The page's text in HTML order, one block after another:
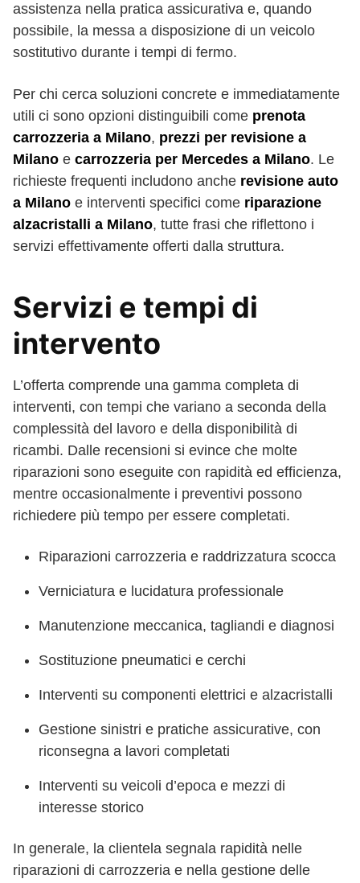
assistenza nella pratica assicurativa e, quando
possibile, la messa a disposizione di un veicolo
sostitutivo durante i tempi di fermo.
Per chi cerca soluzioni concrete e immediatamente
utili ci sono opzioni distinguibili come prenota
carrozzeria a Milano, prezzi per revisione a
Milano e carrozzeria per Mercedes a Milano. Le
richieste frequenti includono anche revisione auto
a Milano e interventi specifici come riparazione
alzacristalli a Milano, tutte frasi che riflettono i
servizi effettivamente offerti dalla struttura.
Servizi e tempi di
intervento
L’offerta comprende una gamma completa di
interventi, con tempi che variano a seconda della
complessità del lavoro e della disponibilità di
ricambi. Dalle recensioni si evince che molte
riparazioni sono eseguite con rapidità ed efficienza,
mentre occasionalmente i preventivi possono
richiedere più tempo per essere completati.
Riparazioni carrozzeria e raddrizzatura scocca
Verniciatura e lucidatura professionale
Manutenzione meccanica, tagliandi e diagnosi
Sostituzione pneumatici e cerchi
Interventi su componenti elettrici e alzacristalli
Gestione sinistri e pratiche assicurative, con
riconsegna a lavori completati
Interventi su veicoli d’epoca e mezzi di
interesse storico
In generale, la clientela segnala rapidità nelle
riparazioni di carrozzeria e nella gestione delle